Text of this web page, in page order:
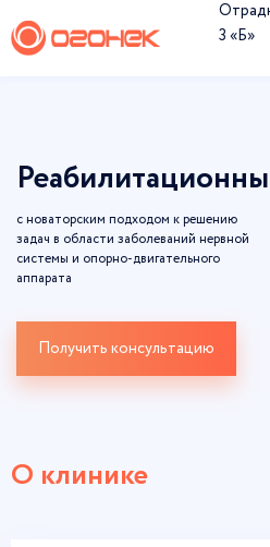
3 «Б»
с новаторским подходом к решению
задач в области заболеваний нервной
системы и опорно-двигательного
аппарата
Получить консультацию
О клинике